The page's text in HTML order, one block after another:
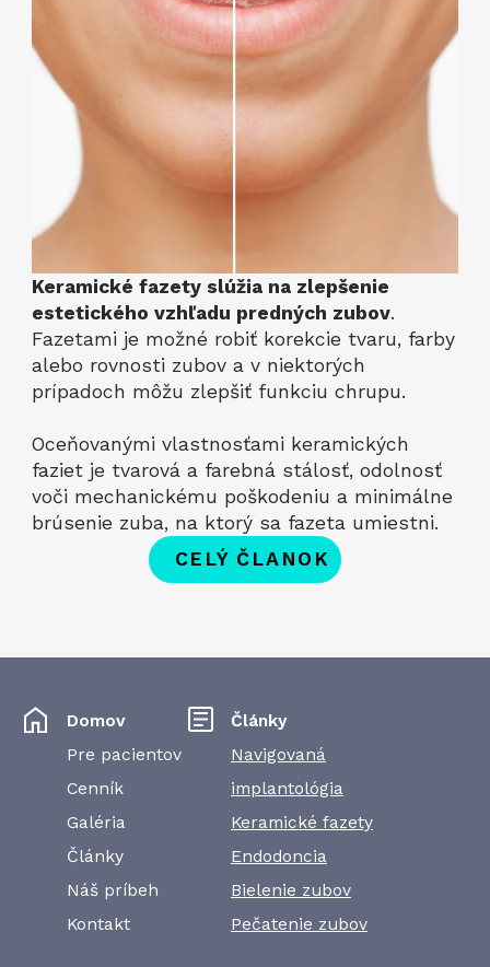
Keramické fazety slúžia na zlepšenie
estetického vzhľadu predných zubov.
Fazetami je možné robiť korekcie tvaru, farby
alebo rovnosti zubov a v niektorých
prípadoch môžu zlepšiť funkciu chrupu.
Oceňovanými vlastnosťami keramických
faziet je tvarová a farebná stálosť, odolnosť
voči mechanickému poškodeniu a minimálne
brúsenie zuba, na ktorý sa fazeta umiestni.
CELÝ ČLANOK
Domov
Pre pacientov
Cenník
Galéria
Články
Náš príbeh
Kontakt
Články
Navigovaná
implantológia
Keramické fazety
Endodoncia
Bielenie zubov
Pečatenie zubov